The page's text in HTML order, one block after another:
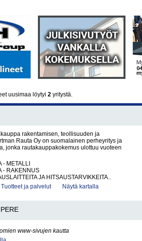
uusimaa löytyi 2 yritystä.
rakentamisen, teollisuuden ja
Rauta Oy on suomalainen perheyritys ja
jonka rautakauppakokemus ulottuu vuoteen
- METALLI
- RAKENNUS
JA HITSAUSTARVIKKEITA..
Tuotteet ja palvelut Näytä kartalla
www-sivujen kautta